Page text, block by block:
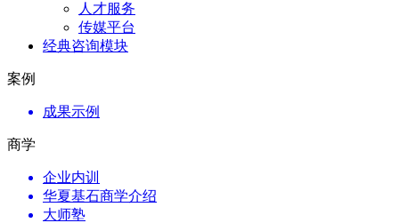
人才服务
传媒平台
经典咨询模块
案例
成果示例
商学
企业内训
华夏基石商学介绍
大师塾